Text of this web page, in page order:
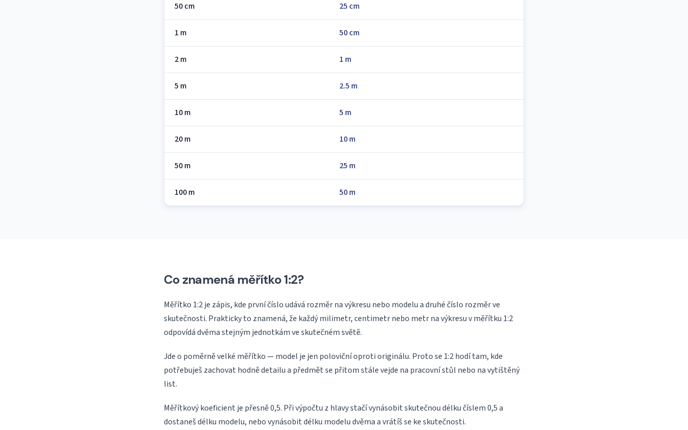
50 cm 25 cm
1 m 50 cm
2 m 1 m
5 m 2.5 m
10 m 5 m
20 m 10 m
50 m 25 m
100 m 50 m
Co znamená měřítko 1:2?
Měřítko 1:2 je zápis, kde první číslo udává rozměr na výkresu nebo modelu a druhé číslo rozměr ve
skutečnosti. Prakticky to znamená, že každý milimetr, centimetr nebo metr na výkresu v měřítku 1:2
odpovídá dvěma stejným jednotkám ve skutečném světě.
Jde o poměrně velké měřítko — model je jen poloviční oproti originálu. Proto se 1:2 hodí tam, kde
potřebuješ zachovat hodně detailu a předmět se přitom stále vejde na pracovní stůl nebo na vytištěný
list.
Měřítkový koeficient je přesně 0,5. Při výpočtu z hlavy stačí vynásobit skutečnou délku číslem 0,5 a
dostaneš délku modelu, nebo vynásobit délku modelu dvěma a vrátíš se ke skutečnosti.